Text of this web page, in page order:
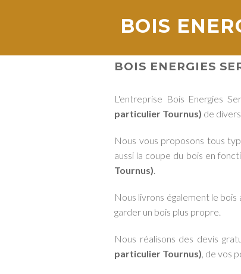
BOIS
BOIS ENERGIES
L'entreprise Bois Energies
particulier Tournus) de
Nous vous proposons tous
aussi la coupe du bois en
Tournus).
Nous livrons également le
garder un bois plus propre.
Nous réalisons des devis
particulier Tournus), de vos